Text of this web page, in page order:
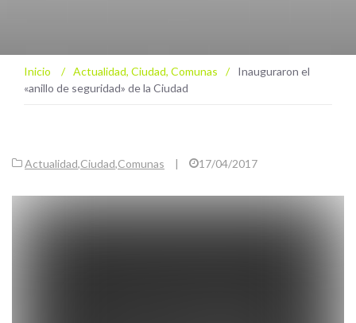
Inicio / Actualidad, Ciudad, Comunas /
Inauguraron el
«anillo de seguridad» de la Ciudad
Actualidad,Ciudad,Comunas | 17/04/2017